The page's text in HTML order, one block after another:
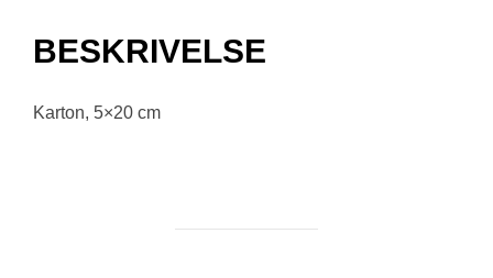
BESKRIVELSE
Karton, 5×20 cm